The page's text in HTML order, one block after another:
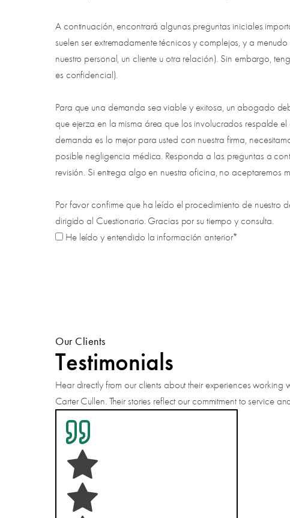
A continuación, encontrará algunas preguntas iniciales
suelen ser extremadamente técnicos y complejos, y a
nuestro personal, un cliente u otra relación). Sin embargo,
es confidencial).
Para que una demanda sea viable y exitosa, un abogado
que ejerza en la misma área que los involucrados respalde
demanda es lo mejor para usted con nuestra firma,
posible negligencia médica. Responda a las preguntas a
revisión. Si entrega algo en nuestra oficina, no aceptaremos
Por favor confirme que ha leído el procedimiento de
dirigido al Cuestionario. Gracias por su tiempo y consulta.
He leído y entendido la información anterior*
Our Clients
Testimonials
Hear directly from our clients about their experiences working
Carter Cullen. Their stories reflect our commitment to service